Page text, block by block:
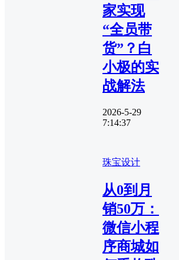
家实现
“全员带
货”？白
小极的实
战解法
2026-5-29
7:14:37
珠宝设计
从0到月
销50万：
微信小程
序商城如